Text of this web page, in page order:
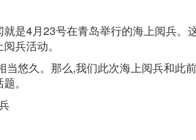
是4月23号在青岛举行的海上阅兵
兵活动。
当悠久。那么,我们此次海上阅兵和此
。